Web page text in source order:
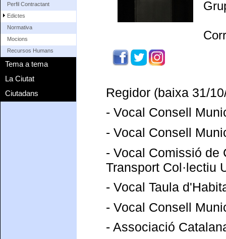
Perfil Contractant
Edictes
Normativa
Mocions
Recursos Humans
Tema a tema
La Ciutat
Ciutadans
Regidor (baixa 31/
- Vocal Consell
- Vocal Consell
- Vocal Comissió de
Transport Col·lectiu
- Vocal Taula
- Vocal Consell
- Associació